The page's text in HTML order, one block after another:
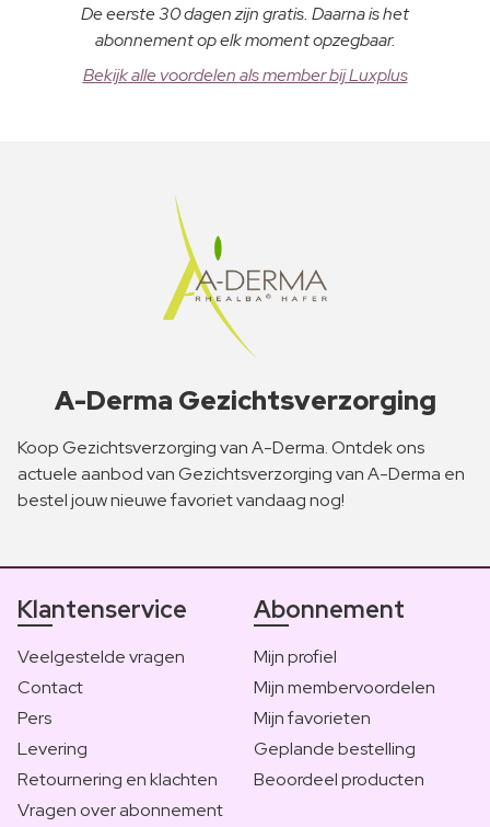
De eerste 30 dagen zijn gratis. Daarna is het
abonnement op elk moment opzegbaar.
Bekijk alle voordelen als member bij Luxplus
A-Derma Gezichtsverzorging
Koop Gezichtsverzorging van A-Derma. Ontdek ons
actuele aanbod van Gezichtsverzorging van A-Derma en
bestel jouw nieuwe favoriet vandaag nog!
Klantenservice
Veelgestelde vragen
Contact
Pers
Levering
Retournering en klachten
Vragen over abonnement
Abonnement
Mijn profiel
Mijn membervoordelen
Mijn favorieten
Geplande bestelling
Beoordeel producten